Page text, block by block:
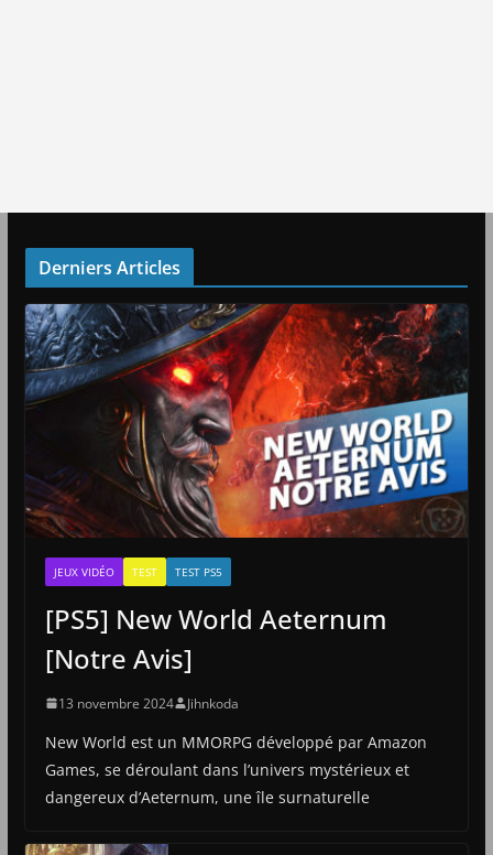
Derniers Articles
JEUX VIDÉO TEST TEST PS5
[PS5] New World Aeternum
[Notre Avis]
13 novembre 2024 Jihnkoda
New World est un MMORPG développé par Amazon
Games, se déroulant dans l’univers mystérieux et
dangereux d’Aeternum, une île surnaturelle